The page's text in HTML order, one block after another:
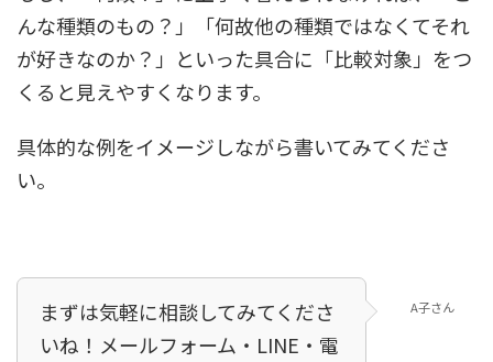
んな種類のもの？」「何故他の種類ではなくてそれ
が好きなのか？」といった具合に「比較対象」をつ
くると見えやすくなります。
具体的な例をイメージしながら書いてみてくださ
い。
まずは気軽に相談してみてくださ
いね！メールフォーム・LINE・電
A子さん